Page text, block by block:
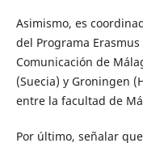
Asimismo, es
del Programa
Comunicación de
(Suecia) y Groningen
entre la facultad de
Por último, señalar